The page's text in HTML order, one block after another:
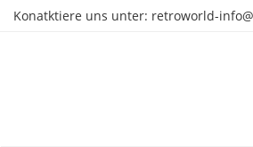
Konatktiere uns unter: retroworld-